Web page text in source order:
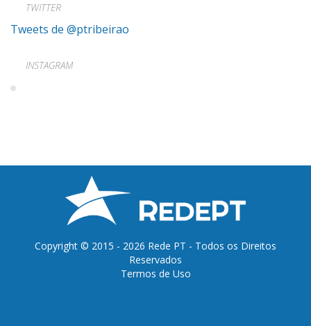
TWITTER
Tweets de @ptribeirao
INSTAGRAM
Copyright © 2015 - 2026 Rede PT - Todos os Direitos
Reservados
Termos de Uso